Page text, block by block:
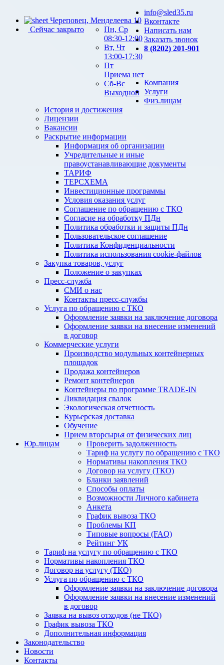
Череповец, Менделеева 10
Сейчас закрыто
Пн, Ср
08:30-12:00
Вт, Чт
13:00-17:30
Пт
Приема нет
Сб-Вс
Выходной
info@sled35.ru
Вконтакте
Написать нам
Заказать звонок
8 (8202) 201-901
Компания
История и достижения
Лицензии
Вакансии
Раскрытие информации
Информация об организации
Учредительные и иные
правоустанавливающие документы
ТАРИФ
ТЕРСХЕМА
Инвестиционные программы
Условия оказания услуг
Соглашение по обращению с ТКО
Согласие на обработку ПДн
Политика обработки и защиты ПДн
Пользовательское соглашение
Политика Конфиденциальности
Политика использования cookie-файлов
Закупка товаров, услуг
Положение о закупках
Пресс-служба
СМИ о нас
Контакты пресс-службы
Услуги
Услуга по обращению с ТКО
Оформление заявки на заключение договора
Оформление заявки на внесение изменений
в договор
Коммерческие услуги
Производство модульных контейнерных
площадок
Продажа контейнеров
Ремонт контейнеров
Контейнеры по программе TRADE-IN
Ликвидация свалок
Экологическая отчетность
Курьерская доставка
Обучение
Прием вторсырья от физических лиц
Физ.лицам
Проверить задолженность
Тариф на услугу по обращению с ТКО
Нормативы накопления ТКО
Договор на услугу (ТКО)
Бланки заявлений
Способы оплаты
Возможности Личного кабинета
Анкета
График вывоза ТКО
Проблемы КП
Типовые вопросы (FAQ)
Рейтинг УК
Юр.лицам
Тариф на услугу по обращению с ТКО
Нормативы накопления ТКО
Договор на услугу (ТКО)
Услуга по обращению с ТКО
Оформление заявки на заключение договора
Оформление заявки на внесение изменений
в договор
Заявка на вывоз отходов (не ТКО)
График вывоза ТКО
Дополнительная информация
Законодательство
Новости
Контакты